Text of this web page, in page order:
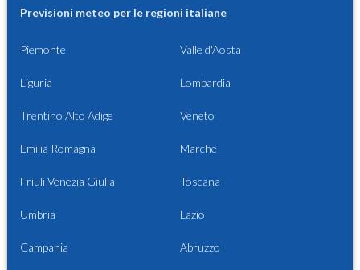
Previsioni meteo per le regioni italiane
Piemonte Valle d'Aosta
Liguria Lombardia
Trentino Alto Adige Veneto
Emilia Romagna Marche
Friuli Venezia Giulia Toscana
Umbria Lazio
Campania Abruzzo